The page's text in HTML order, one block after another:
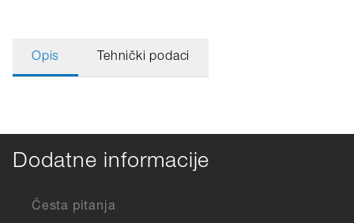
Opis Tehnički podaci
Dodatne informacije
Česta pitanja